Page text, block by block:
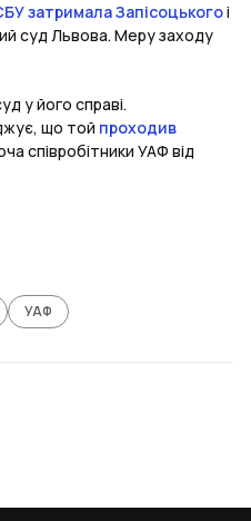
затримала Запісоцькогоі
суд Львова. Меру заходу
у його справі.
що той проходив
співробітники УАФ від
УАФ